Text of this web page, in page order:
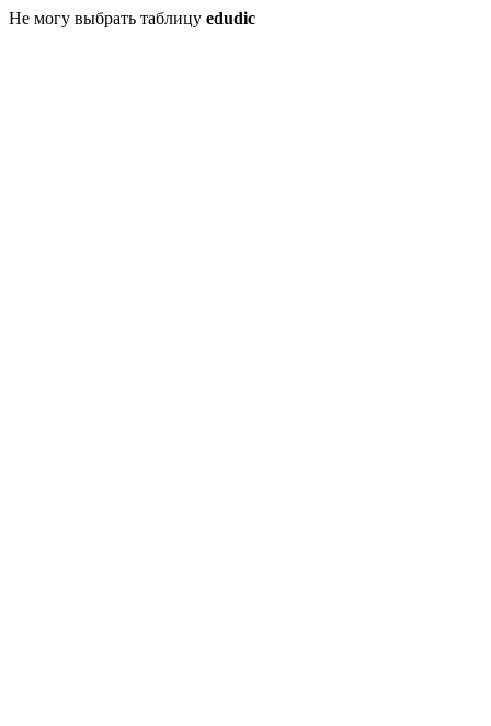
Не могу выбрать таблицу edudic